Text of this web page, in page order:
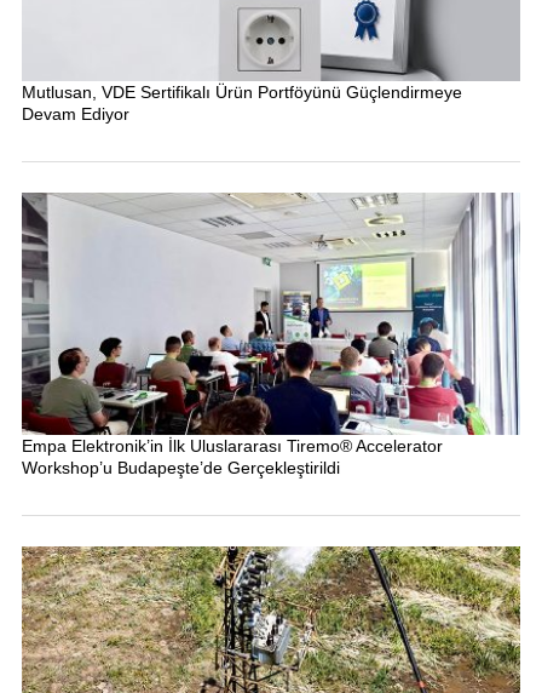
Mutlusan, VDE Sertifikalı Ürün Portföyünü Güçlendirmeye
Devam Ediyor
Empa Elektronik’in İlk Uluslararası Tiremo® Accelerator
Workshop’u Budapeşte’de Gerçekleştirildi